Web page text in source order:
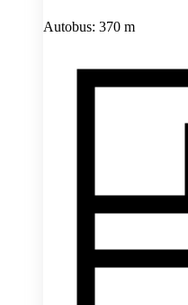
Autobus: 370 m